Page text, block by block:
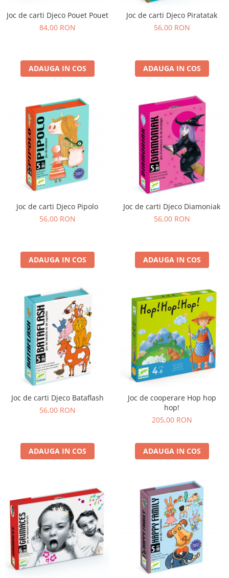
Joc de carti Djeco Pouet Pouet
84,00 RON
ADAUGA IN COS
Joc de carti Djeco Piratatak
56,00 RON
ADAUGA IN COS
Joc de carti Djeco Pipolo
56,00 RON
ADAUGA IN COS
Joc de carti Djeco Diamoniak
56,00 RON
ADAUGA IN COS
Joc de carti Djeco Bataflash
56,00 RON
ADAUGA IN COS
Joc de cooperare Hop hop
hop!
205,00 RON
ADAUGA IN COS